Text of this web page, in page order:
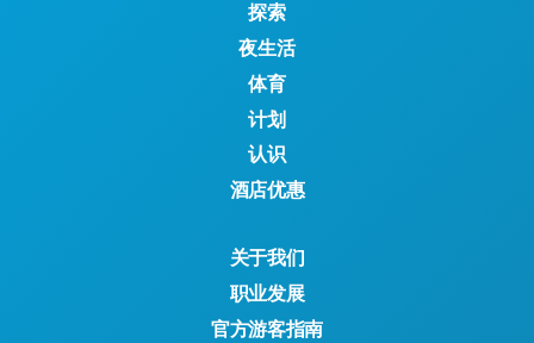
探索
夜生活
体育
计划
认识
酒店优惠
关于我们
职业发展
官方游客指南